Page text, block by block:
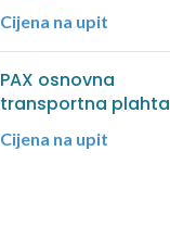
Cijena na upit
PAX osnovna
transportna plahta
Cijena na upit